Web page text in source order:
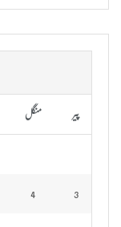
پیر منگل
3
4